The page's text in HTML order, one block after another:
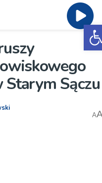
Starym Sączu
A